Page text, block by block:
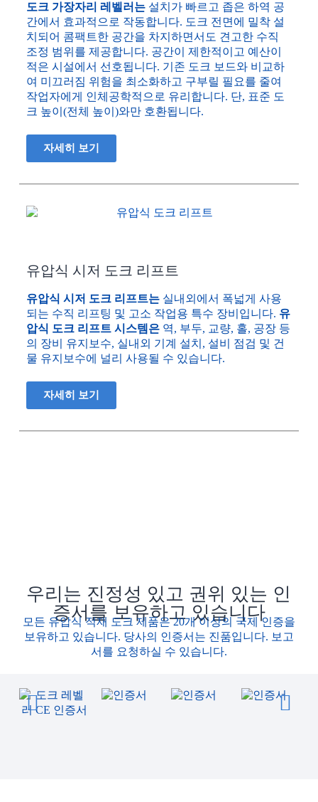
도크 가장자리 레벨러는설치가 빠르고 좁은 하역 공
간에서 효과적으로 작동합니다. 도크 전면에 밀착 설
치되어 콤팩트한 공간을 차지하면서도 견고한 수직
조정 범위를 제공합니다. 공간이 제한적이고 예산이
적은 시설에서 선호됩니다. 기존 도크 보드와 비교하
여 미끄러짐 위험을 최소화하고 구부릴 필요를 줄여
작업자에게 인체공학적으로 유리합니다. 단, 표준 도
크 높이(전체 높이)와만 호환됩니다.
자세히 보기
유압식 시저 도크 리프트
유압식 시저 도크 리프트는실내외에서 폭넓게 사용
되는 수직 리프팅 및 고소 작업용 특수 장비입니다. 유
압식 도크 리프트 시스템은역, 부두, 교량, 홀, 공장 등
의 장비 유지보수, 실내외 기계 설치, 설비 점검 및 건
물 유지보수에 널리 사용될 수 있습니다.
자세히 보기
우리는 진정성 있고 권위 있는 인
증서를 보유하고 있습니다
모든 유압식 적재 도크 제품은 20개 이상의 국제 인증을
보유하고 있습니다. 당사의 인증서는 진품입니다. 보고
서를 요청하실 수 있습니다.